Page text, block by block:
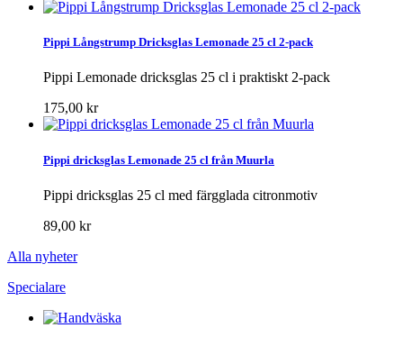
Pippi Långstrump Dricksglas Lemonade 25 cl 2-pack
Pippi Lemonade dricksglas 25 cl i praktiskt 2-pack
175,00 kr
Pippi dricksglas Lemonade 25 cl från Muurla
Pippi dricksglas 25 cl med färgglada citronmotiv
89,00 kr
Alla nyheter
Specialare